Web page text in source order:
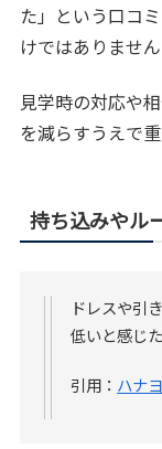
た」という口コ
けではありません
見学時の対応や
を減らすうえで
持ち込みやル
ドレスや引
低いと感じ
引用： ハナ